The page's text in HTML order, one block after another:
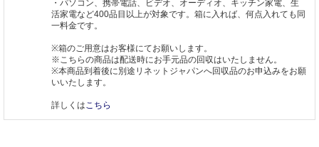
・パソコン、携帯電話、ビデオ、オーディオ、キッチン家電、生
活家電など400品目以上が対象です。箱に入れば、何点入れても同
一料金です。
※箱のご用意はお客様にてお願いします。
※こちらの商品は配送時にお手元品の回収はいたしません。
※本商品到着後に別途リネットジャパンへ回収品のお申込みをお願
いいたします。
詳しくはこちら